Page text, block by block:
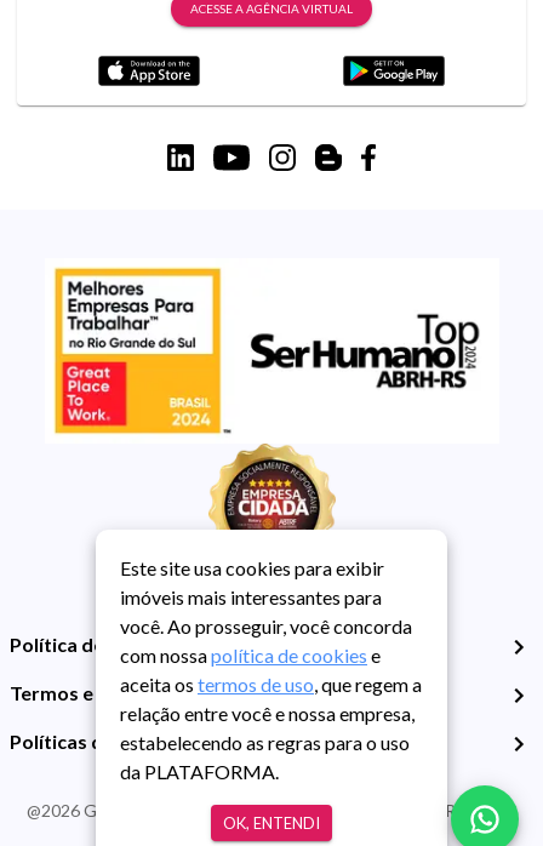
ACESSE A AGÊNCIA VIRTUAL
Política de Privacidade
Termos e Condições de Uso
Políticas de Cookies
@2026Guarida Imóvel. Todos os direitos reservados. CRECI RS -
413J | CNPJ Guarida: 89.398.606/0001-30
Este site usa cookies para exibir
imóveis mais interessantes para
você. Ao prosseguir, você concorda
com nossapolítica de cookies e
aceita os termos de uso, que regem a
relação entre você e nossa empresa,
estabelecendo as regras para o uso
da PLATAFORMA.
OK, ENTENDI